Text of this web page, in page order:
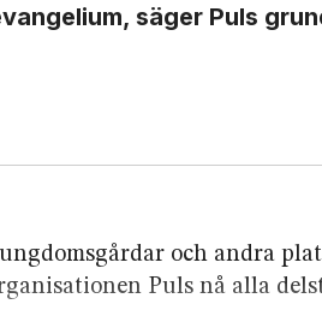
säger Puls
och andra
Puls nå alla